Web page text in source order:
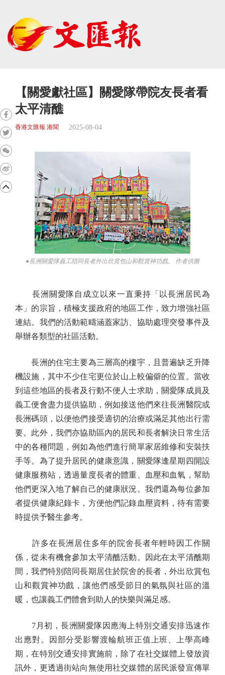
【關愛獻社區】關愛隊帶院友長者看
太平清醮
香港文匯報 港聞 2025-08-04
●長洲關愛隊義工陪同長者外出欣賞包山和觀賞神功戲。 作者供圖
長洲關愛隊自成立以來一直秉持「以長洲居民為
本」的宗旨，積極支援政府的地區工作，致力增強社區
連結。我們的活動範疇涵蓋家訪、協助處理突發事件及
舉辦各類型的社區活動。
長洲的住宅主要為三層高的樓宇，且普遍缺乏升降
機設施，其中不少住宅更位於山上較偏僻的位置。當收
到這些地區的長者及行動不便人士求助，關愛隊成員及
義工便會盡力提供協助，例如接送他們來往長洲醫院或
長洲碼頭，以便他們接受適切的治療或滿足其他出行需
要。此外，我們亦協助區內的居民和長者解決日常生活
中的各種問題，例如為他們進行簡單家居維修和安裝扶
手等。為了提升居民的健康意識，關愛隊逢星期四開設
健康服務站，透過量度長者的體重、血壓和血氧，幫助
他們更深入地了解自己的健康狀況。我們還為每位參加
者提供健康紀錄卡，方便他們記錄血壓資料，待有需要
時提供予醫生參考。
許多在長洲居住多年的院舍長者年輕時因工作關
係，從未有機會參加太平清醮活動。因此在太平清醮期
間，我們特別陪同長期居住於院舍的長者，外出欣賞包
山和觀賞神功戲，讓他們感受節日的氣氛與社區的溫
暖，也讓義工們體會到助人的快樂與滿足感。
7月初，長洲關愛隊因應海上特別交通安排迅速作
出應對。因部分受影響渡輪航班正值上班、上學高峰
期，在特別交通安排實施前，除了在社交媒體上發放資
訊外，更透過街站向無使用社交媒體的居民派發宣傳單